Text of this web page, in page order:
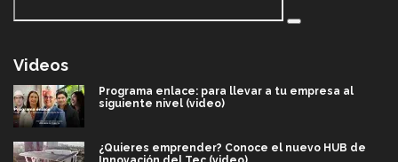
Videos
Programa enlace: para llevar a tu empresa al
siguiente nivel (video)
¿Quieres emprender? Conoce el nuevo HUB de